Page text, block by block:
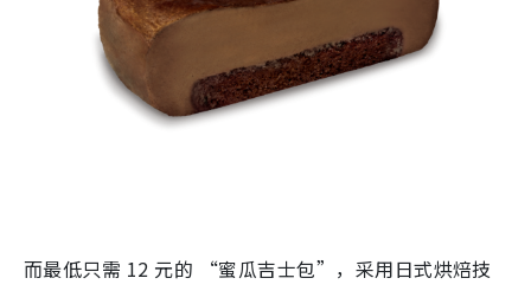
而最低只需 12 元的 “蜜瓜吉士包”，采用日式烘焙技